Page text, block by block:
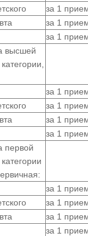
за 1
за 1
за 1
высшей
за 1
за 1
за 1
за 1
первой
за 1
за 1
за 1
за 1